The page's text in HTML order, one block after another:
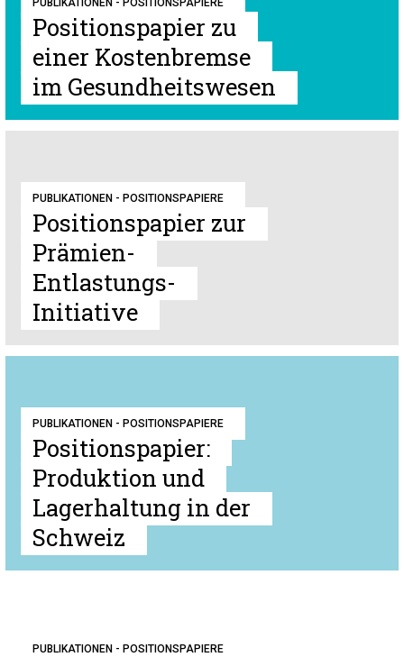
PUBLIKATIONEN - POSITIONSPAPIERE
Positionspapier zu
einer Kostenbremse
im Gesundheitswesen
PUBLIKATIONEN - POSITIONSPAPIERE
Positionspapier zur
Prämien-
Entlastungs-
Initiative
PUBLIKATIONEN - POSITIONSPAPIERE
Positionspapier:
Produktion und
Lagerhaltung in der
Schweiz
PUBLIKATIONEN - POSITIONSPAPIERE